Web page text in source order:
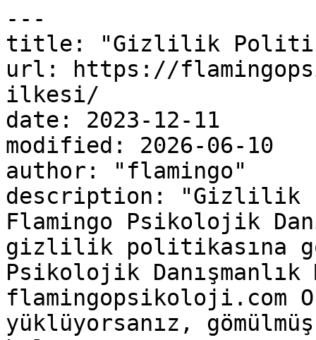
---
title: "Gizlilik
url: https://
ilkesi/
date: 2023-12-11
modified: 2026-06-10
author: "flamingo"
description: "Gizlilik
Flamingo Psikolojik
gizlilik politikasına
Psikolojik
flamingopsikoloji.com
yüklüyorsanız,